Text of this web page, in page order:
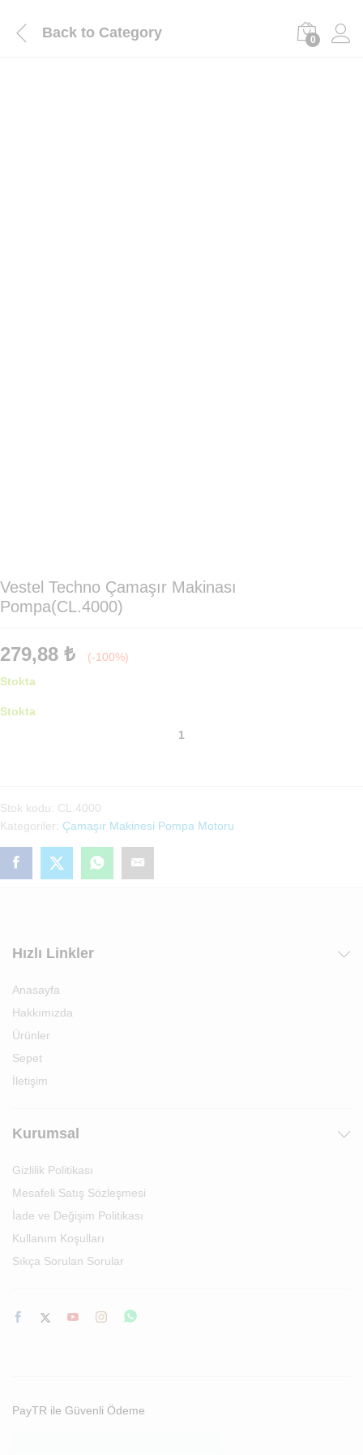
Back to Category 0
Vestel Techno Çamaşır Makinası
Pompa(CL.4000)
279,88 ₺
(-100%)
Stokta
Stokta
Stok kodu: CL.4000
Kategoriler: Çamaşır Makinesi Pompa Motoru
Hızlı Linkler
Anasayfa
Hakkımızda
Ürünler
Sepet
İletişim
Kurumsal
Gizlilik Politikası
Mesafeli Satış Sözleşmesi
İade ve Değişim Politikası
Kullanım Koşulları
Sıkça Sorulan Sorular
PayTR ile Güvenli Ödeme